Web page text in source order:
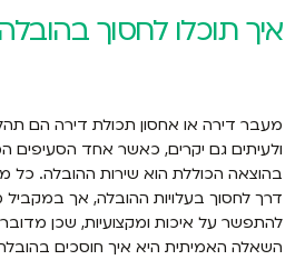
איך תוכלו לחסוך
מעבר דירה או אחסון תכולת דירה הם
ולעיתים גם יקרים, כאשר אחד הסעיפים
בהוצאה הכוללת הוא שירות ההובלה. כל
דרך לחסוך בעלויות ההובלה, אך
להתפשר על איכות ומקצועיות, שכן מדובר
השאלה האמיתית היא איך חוסכים בהובלה